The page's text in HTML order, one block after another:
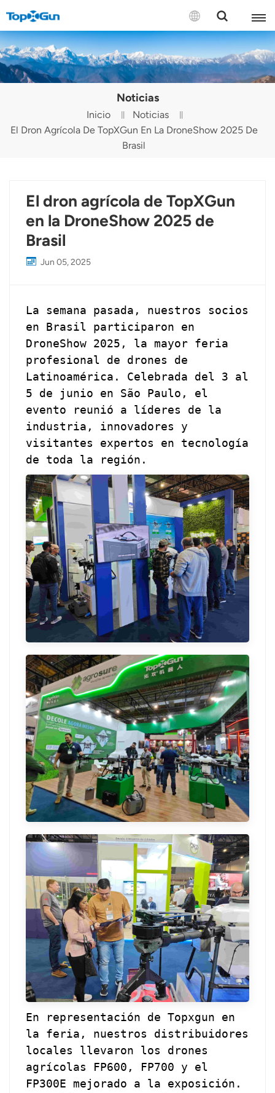
CONTÁCTENOS
English
Español
Русский
Türkçe
Noticias
Inicio
Noticias
El Dron Agrícola De TopXGun En La DroneShow 2025 De
Brasil
El dron agrícola de TopXGun
en la DroneShow 2025 de
Brasil
Jun 05, 2025
La semana pasada, nuestros socios
en Brasil participaron en
DroneShow 2025, la mayor feria
profesional de drones de
Latinoamérica. Celebrada del 3 al
5 de junio en São Paulo, el
evento reunió a líderes de la
industria, innovadores y
visitantes expertos en tecnología
de toda la región.
En representación de Topxgun en
la feria, nuestros distribuidores
locales llevaron los drones
agrícolas FP600, FP700 y el
FP300E mejorado a la exposición.